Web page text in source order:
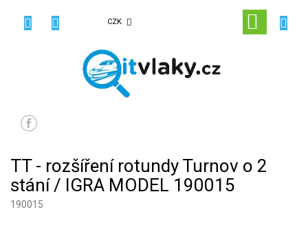
CZK
KOŠÍK
TT - rozšíření rotundy Turnov o 2
stání / IGRA MODEL 190015
190015